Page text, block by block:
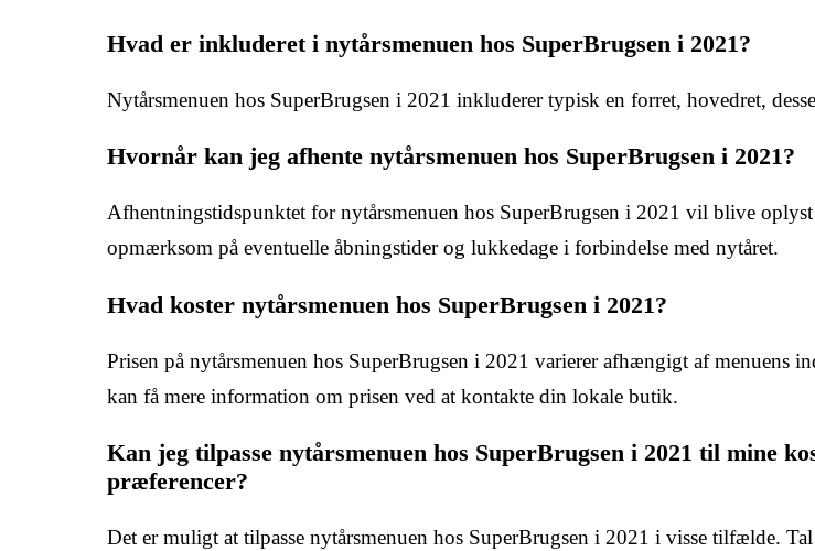
Hvad er inkluderet i nytårsmenuen hos SuperBrugsen i 2021?
Nytårsmenuen hos SuperBrugsen i 2021 inkluderer typisk en forret, hovedret,
Hvornår kan jeg afhente nytårsmenuen hos SuperBrugsen i 2021?
Afhentningstidspunktet for nytårsmenuen hos SuperBrugsen i 2021 vil blive
opmærksom på eventuelle åbningstider og lukkedage i forbindelse med nytåret.
Hvad koster nytårsmenuen hos SuperBrugsen i 2021?
Prisen på nytårsmenuen hos SuperBrugsen i 2021 varierer afhængigt af menuens
kan få mere information om prisen ved at kontakte din lokale butik.
Kan jeg tilpasse nytårsmenuen hos SuperBrugsen i 2021 til mine
præferencer?
Det er muligt at tilpasse nytårsmenuen hos SuperBrugsen i 2021 i visse tilfælde.